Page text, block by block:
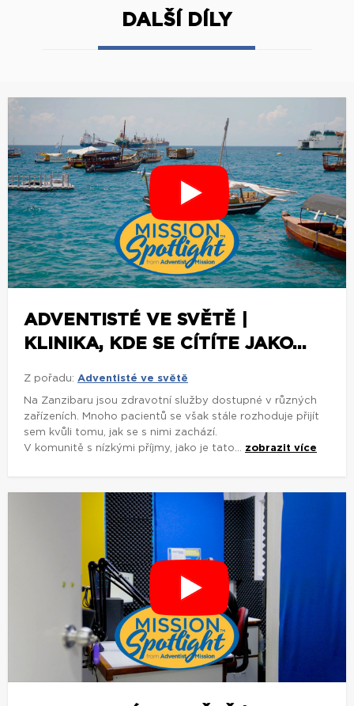
DALŠÍ DÍLY
ADVENTISTÉ VE SVĚTĚ |
KLINIKA, KDE SE CÍTÍTE JAKO...
Z pořadu: Adventisté ve světě
Na Zanzibaru jsou zdravotní služby dostupné v různých
zařízeních. Mnoho pacientů se však stále rozhoduje přijít
sem kvůli tomu, jak se s nimi zachází.
V komunitě s nízkými příjmy, jako je tato... zobrazit více